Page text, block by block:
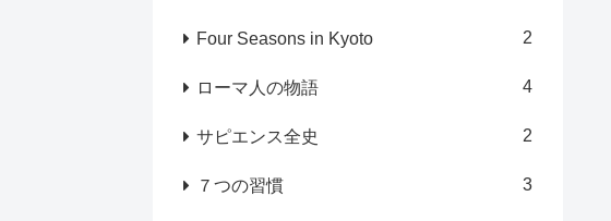
Four Seasons in Kyoto 2
ローマ人の物語 4
サピエンス全史 2
７つの習慣 3